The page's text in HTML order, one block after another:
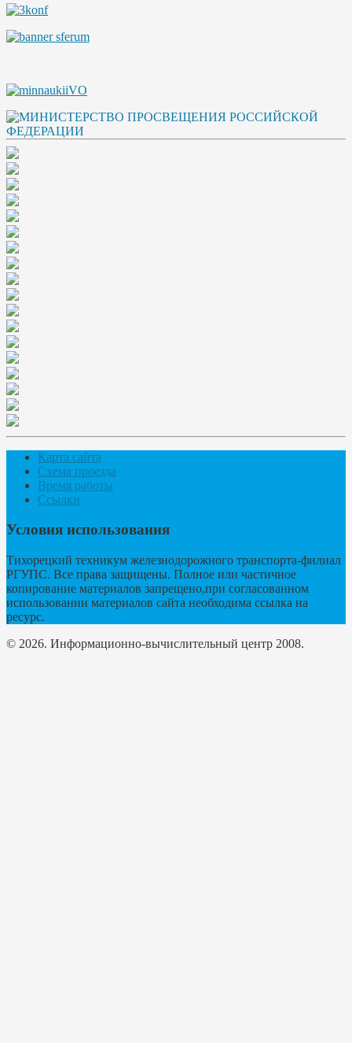
Карта сайта
Схема проезда
Время работы
Ссылки
Условия использования
Тихорецкий техникум железнодорожного транспорта-филиал
РГУПС. Все права защищены. Полное или частичное
копирование материалов запрещено,при согласованном
использовании материалов сайта необходима ссылка на
ресурс.
© 2026. Информационно-вычислительный центр 2008.